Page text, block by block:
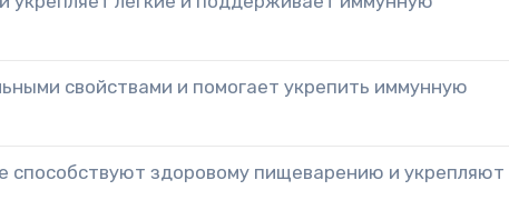
свойствами и помогает укрепить иммунную
способствуют здоровому пищеварению и укрепляют